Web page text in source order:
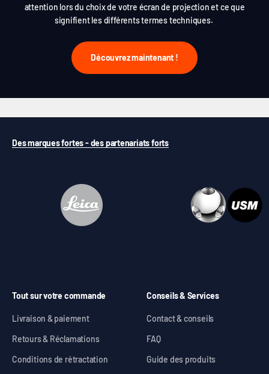
attention lors du choix de votre écran de projection et ce que
signifient les différents termes techniques.
Découvrez maintenant !
Des marques fortes - des partenariats forts
Tout sur votre commande
Livraison & paiement
Retours & Réclamations
Conditions de rétractation
Conseils & Services
Contact & conseils
FAQ
Guide des produits